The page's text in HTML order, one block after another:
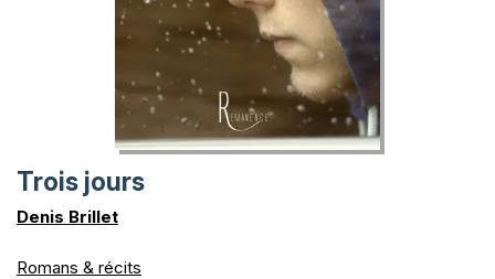
Trois jours
Denis Brillet
Romans & récits